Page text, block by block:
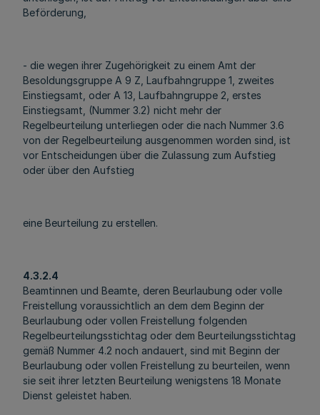
Beförderung,
- die wegen ihrer Zugehörigkeit zu einem Amt der
Besoldungsgruppe A 9 Z, Laufbahngruppe 1, zweites
Einstiegsamt, oder A 13, Laufbahngruppe 2, erstes
Einstiegsamt, (Nummer 3.2) nicht mehr der
Regelbeurteilung unterliegen oder die nach Nummer 3.6
von der Regelbeurteilung ausgenommen worden sind, ist
vor Entscheidungen über die Zulassung zum Aufstieg
oder über den Aufstieg
eine Beurteilung zu erstellen.
4.3.2.4
Beamtinnen und Beamte, deren Beurlaubung oder volle
Freistellung voraussichtlich an dem dem Beginn der
Beurlaubung oder vollen Freistellung folgenden
Regelbeurteilungsstichtag oder dem Beurteilungsstichtag
gemäß Nummer 4.2 noch andauert, sind mit Beginn der
Beurlaubung oder vollen Freistellung zu beurteilen, wenn
sie seit ihrer letzten Beurteilung wenigstens 18 Monate
Dienst geleistet haben.